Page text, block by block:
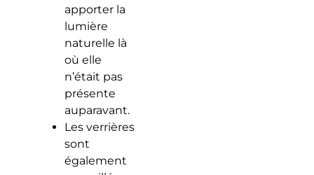
apporter la
lumière
naturelle là
où elle
n’était pas
présente
auparavant.
Les verrières
sont
également